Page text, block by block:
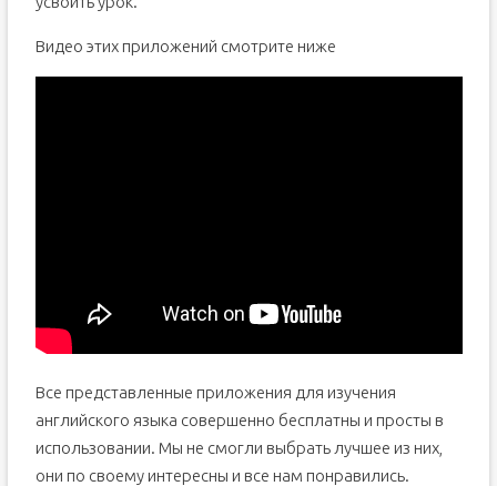
Видео этих приложений смотрите ниже
Все представленные приложения для изучения
английского языка совершенно бесплатны и просты в
использовании. Мы не смогли выбрать лучшее из них,
они по своему интересны и все нам понравились.